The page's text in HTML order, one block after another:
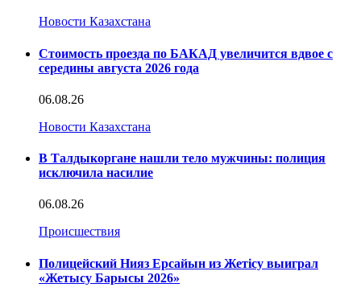
Новости Казахстана
Стоимость проезда по БАКАД увеличится вдвое с
середины августа 2026 года
06.08.26
Новости Казахстана
В Талдыкоргане нашли тело мужчины: полиция
исключила насилие
06.08.26
Происшествия
Полицейский Нияз Ерсайын из Жетісу выиграл
«Жетысу Барысы 2026»